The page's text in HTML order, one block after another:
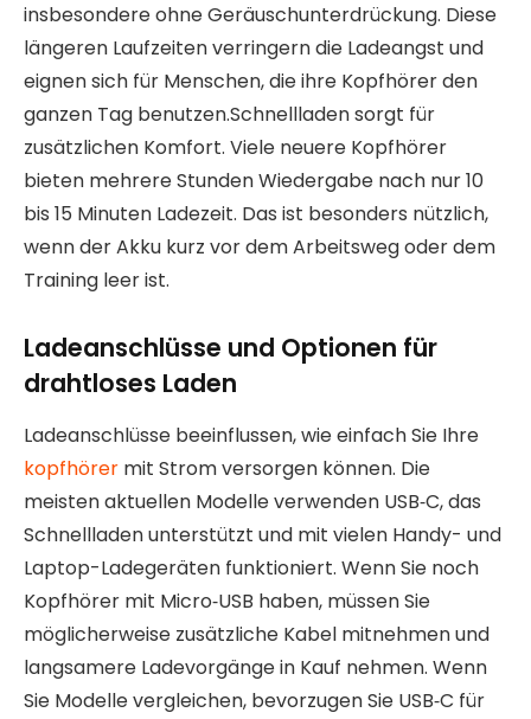
insbesondere ohne Geräuschunterdrückung. Diese
längeren Laufzeiten verringern die Ladeangst und
eignen sich für Menschen, die ihre Kopfhörer den
ganzen Tag benutzen.Schnellladen sorgt für
zusätzlichen Komfort. Viele neuere Kopfhörer
bieten mehrere Stunden Wiedergabe nach nur 10
bis 15 Minuten Ladezeit. Das ist besonders nützlich,
wenn der Akku kurz vor dem Arbeitsweg oder dem
Training leer ist.
Ladeanschlüsse und Optionen für
drahtloses Laden
Ladeanschlüsse beeinflussen, wie einfach Sie Ihre
kopfhörer mit Strom versorgen können. Die
meisten aktuellen Modelle verwenden USB‑C, das
Schnellladen unterstützt und mit vielen Handy- und
Laptop-Ladegeräten funktioniert. Wenn Sie noch
Kopfhörer mit Micro‑USB haben, müssen Sie
möglicherweise zusätzliche Kabel mitnehmen und
langsamere Ladevorgänge in Kauf nehmen. Wenn
Sie Modelle vergleichen, bevorzugen Sie USB‑C für